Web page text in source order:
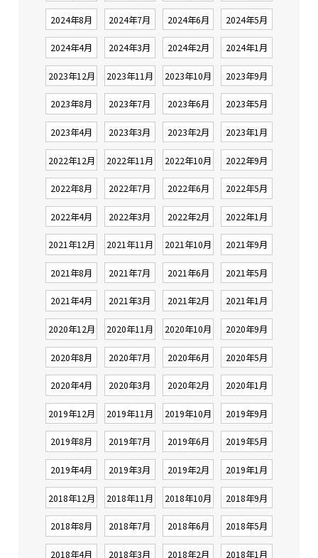
2024年8月 2024年7月 2024年6月 2024年5月
2024年4月 2024年3月 2024年2月 2024年1月
2023年12月 2023年11月 2023年10月 2023年9月
2023年8月 2023年7月 2023年6月 2023年5月
2023年4月 2023年3月 2023年2月 2023年1月
2022年12月 2022年11月 2022年10月 2022年9月
2022年8月 2022年7月 2022年6月 2022年5月
2022年4月 2022年3月 2022年2月 2022年1月
2021年12月 2021年11月 2021年10月 2021年9月
2021年8月 2021年7月 2021年6月 2021年5月
2021年4月 2021年3月 2021年2月 2021年1月
2020年12月 2020年11月 2020年10月 2020年9月
2020年8月 2020年7月 2020年6月 2020年5月
2020年4月 2020年3月 2020年2月 2020年1月
2019年12月 2019年11月 2019年10月 2019年9月
2019年8月 2019年7月 2019年6月 2019年5月
2019年4月 2019年3月 2019年2月 2019年1月
2018年12月 2018年11月 2018年10月 2018年9月
2018年8月 2018年7月 2018年6月 2018年5月
2018年4月 2018年3月 2018年2月 2018年1月